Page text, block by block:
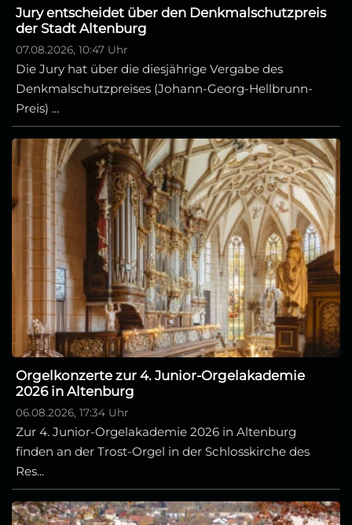
Jury entscheidet über den Denkmalschutzpreis
der Stadt Altenburg
07.08.2026, 10:47 Uhr
Die Jury hat über die diesjährige Vergabe des
Denkmalschutzpreises (Johann-Georg-Hellbrunn-
Preis) ...
Orgelkonzerte zur 4. Junior-Orgelakademie
2026 in Altenburg
06.08.2026, 17:34 Uhr
Zur 4. Junior-Orgelakademie 2026 in Altenburg
finden an der Trost-Orgel in der Schlosskirche des
Res...